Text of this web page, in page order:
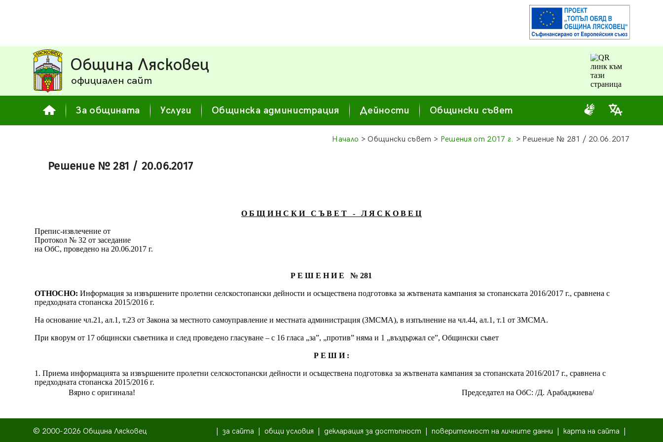
Община Лясковец
официален сайт
За общината Услуги Общинска администрация Дейности Общински съвет
Начало > Общински съвет > Решения от 2017 г. > Решение № 281 / 20.06.2017
Решение № 281 / 20.06.2017
О Б Щ И Н С К И С Ъ В Е Т - Л Я С К О В Е Ц
Препис-извлечение от
Протокол № 32 от заседание
на ОбС, проведено на 20.06.2017 г.
Р Е Ш Е Н И Е № 281
ОТНОСНО:Информация за извършените пролетни селскостопански дейности и осъществена подготовка за жътвената кампания за стопанската 2016/2017 г., сравнена с
предходната стопанска 2015/2016 г.
На основание чл.21, ал.1, т.23 от Закона за местното самоуправление и местната администрация (ЗМСМА), в изпълнение на чл.44, ал.1, т.1 от ЗМСМА.
При кворум от 17 общински съветника и след проведено гласуване – с 16 гласа „за”, „против” няма и 1 „въздържал се”, Общински съвет
Р Е Ш И :
1. Приема информацията за извършените пролетни селскостопански дейности и осъществена подготовка за жътвената кампания за стопанската 2016/2017 г., сравнена с
предходната стопанска 2015/2016 г.
Вярно с оригинала!
Председател на ОбС: /Д. Арабаджиева/
© 2000-2026 Община Лясковец за сайта общи условия декларация за достъпност поверителност на личните данни карта на сайта